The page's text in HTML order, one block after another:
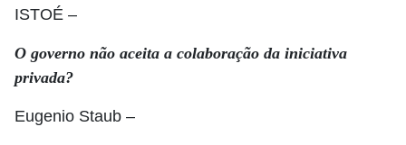
ISTOÉ –
O governo não aceita a colaboração da iniciativa
privada?
Eugenio Staub –